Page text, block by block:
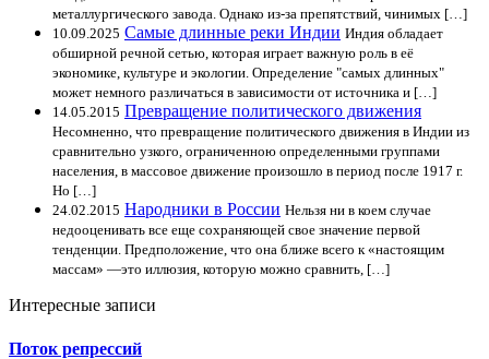
металлургического завода. Однако из-за препятствий, чинимых […]
10.09.2025 Самые длинные реки Индии Индия обладает
обширной речной сетью, которая играет важную роль в её
экономике, культуре и экологии. Определение "самых длинных"
может немного различаться в зависимости от источника и […]
14.05.2015 Превращение политического движения
Несомненно, что превращение политического движения в Индии из
сравнительно узкого, ограниченною определенными группами
населения, в массовое движение произошло в период после 1917 г.
Но […]
24.02.2015 Народники в России Нельзя ни в коем случае
недооценивать все еще сохраняющей свое значение первой
тенденции. Предположение, что она ближе всего к «настоящим
массам» —это иллюзия, которую можно сравнить, […]
Интересные записи
Поток репрессий